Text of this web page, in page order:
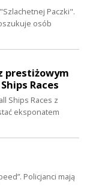
Paczki".
osób
prestiżowym
Races
Ships Races z
eksponatem
Policjanci mają